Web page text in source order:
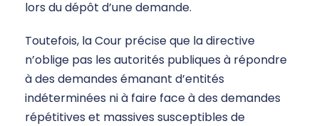
lors du dépôt d’une demande.
Toutefois, la Cour précise que la directive
n’oblige pas les autorités publiques à répondre
à des demandes émanant d’entités
indéterminées ni à faire face à des demandes
répétitives et massives susceptibles de